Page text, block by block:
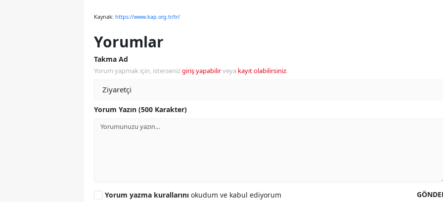
Kaynak: https://www.kap.org.tr/tr/
Yorumlar
Takma Ad
Yorum yapmak için, istersenizgiriş yapabilirveya kayıt olabilirsiniz.
Yorum Yazın (500 Karakter)
Yorum yazma kurallarını okudum ve kabul ediyorum